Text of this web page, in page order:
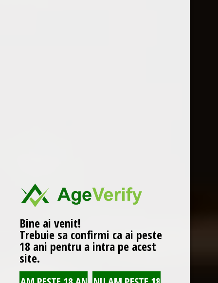
Bine ai venit!
Trebuie sa confirmi ca ai peste
18 ani pentru a intra pe acest
site.